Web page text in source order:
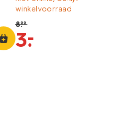
winkelvoorraad
8.99
3.
–